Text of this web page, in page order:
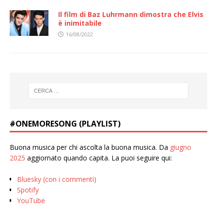
Il film di Baz Luhrmann dimostra che Elvis
è inimitabile
16/08/2022
#ONEMORESONG (PLAYLIST)
Buona musica per chi ascolta la buona musica. Da giugno
2025 aggiornato quando capita. La puoi seguire qui:
Bluesky (con i commenti)
Spotify
YouTube